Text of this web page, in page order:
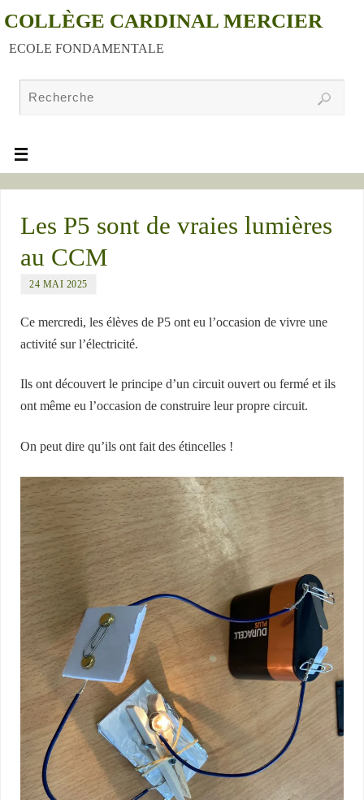
COLLÈGE CARDINAL MERCIER
ECOLE FONDAMENTALE
Les P5 sont de vraies lumières
au CCM
24 MAI 2025
Ce mercredi, les élèves de P5 ont eu l’occasion de vivre une
activité sur l’électricité.
Ils ont découvert le principe d’un circuit ouvert ou fermé et ils
ont même eu l’occasion de construire leur propre circuit.
On peut dire qu’ils ont fait des étincelles !